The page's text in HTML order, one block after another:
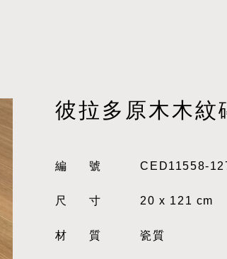
彼拉多原木木紋
編號 CED11558-
尺寸 20 x 121 cm
材質 瓷質